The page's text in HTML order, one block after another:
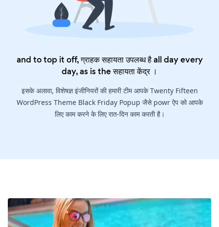
and to top it off, ग्राहक सहायता उपलब्ध है all day every
day, as is theसहायता केंद्र।
इसके अलावा, विशेषज्ञ इंजीनियरों की हमारी टीम आपके Twenty Fifteen
WordPress Theme Black Friday Popup जैसे powr ऐप को आपके
लिए काम करने के लिए रात-दिन काम करती है।